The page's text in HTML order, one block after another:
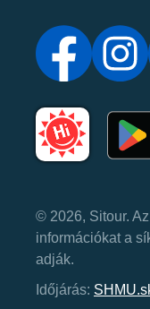
© 2026, Sitour.
információkat a
adják.
Időjárás: